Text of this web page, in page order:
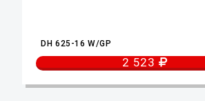
DH 625-16 W/GP
2 523